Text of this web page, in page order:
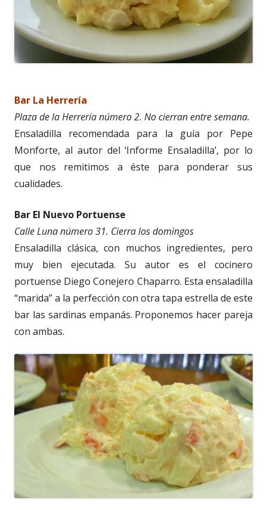
Bar La Herrería
Plaza de la Herrería número 2. No cierran entre semana.
Ensaladilla recomendada para la guía por Pepe
Monforte, al autor del ‘Informe Ensaladilla’, por lo
que nos remitimos a éste para ponderar sus
cualidades.
Bar El Nuevo Portuense
Calle Luna número 31. Cierra los domingos
Ensaladilla clásica, con muchos ingredientes, pero
muy bien ejecutada. Su autor es el cocinero
portuense Diego Conejero Chaparro. Esta ensaladilla
“marida” a la perfección con otra tapa estrella de este
bar las sardinas empanás. Proponemos hacer pareja
con ambas.